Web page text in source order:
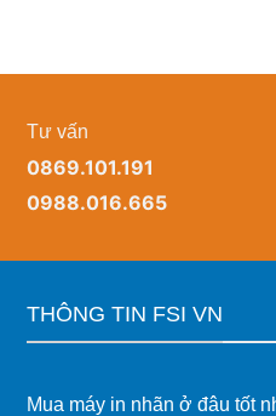
Tư vấn
0869.101.191
0988.016.665
THÔNG TIN FSI VN
Mua máy in nhãn ở đâu tốt